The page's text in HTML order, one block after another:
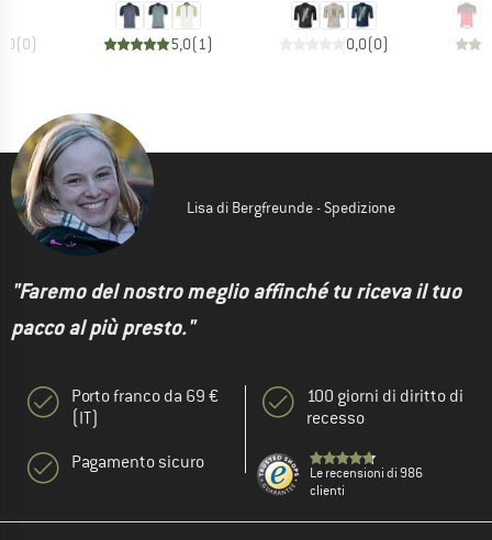
(0) 5,0(1) 0,0(0)
Lisa di Bergfreunde - Spedizione
"Faremo del nostro meglio affinché tu riceva il tuo
pacco al più presto."
Porto franco da 69 €
(IT)
Pagamento sicuro
100 giorni di diritto di
recesso
Le recensioni di 986
clienti